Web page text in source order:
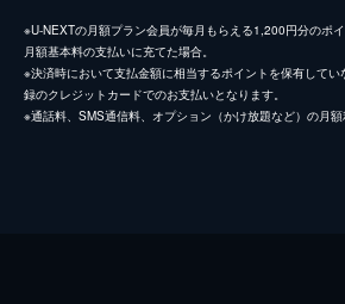
※U-NEXTの月額プラン会員が毎月もらえる1,200円分のポ
月額基本料の支払いに充てた場合。
※決済時において支払金額に相当するポイントを保有して
録のクレジットカードでのお支払いとなります。
※通話料、SMS通信料、オプション（かけ放題など）の月額